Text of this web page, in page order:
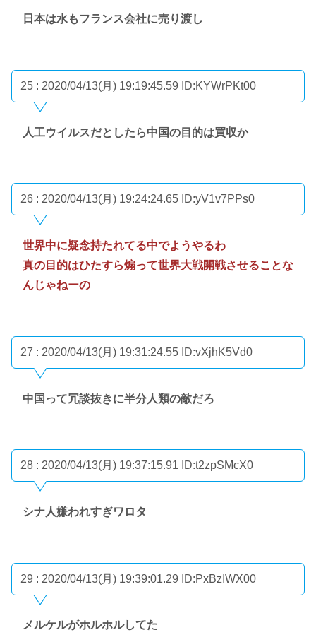
日本は水もフランス会社に売り渡し
25 : 2020/04/13(月) 19:19:45.59 ID:KYWrPKt00
人工ウイルスだとしたら中国の目的は買収か
26 : 2020/04/13(月) 19:24:24.65 ID:yV1v7PPs0
世界中に疑念持たれてる中でようやるわ
真の目的はひたすら煽って世界大戦開戦させることな
んじゃねーの
27 : 2020/04/13(月) 19:31:24.55 ID:vXjhK5Vd0
中国って冗談抜きに半分人類の敵だろ
28 : 2020/04/13(月) 19:37:15.91 ID:t2zpSMcX0
シナ人嫌われすぎワロタ
29 : 2020/04/13(月) 19:39:01.29 ID:PxBzIWX00
メルケルがホルホルしてた